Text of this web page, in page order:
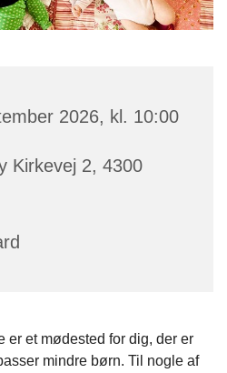
2026, kl. 10:00
Kirkevej 2, 4300
er et mødested for dig, der er
mindre børn. Til nogle af